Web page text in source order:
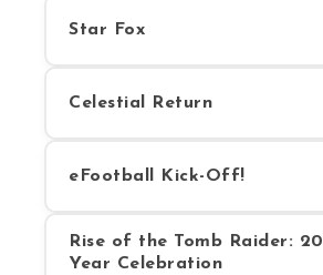
Star Fox
Celestial Return
eFootball Kick-Off!
Rise of the Tomb Raider: 20
Year Celebration